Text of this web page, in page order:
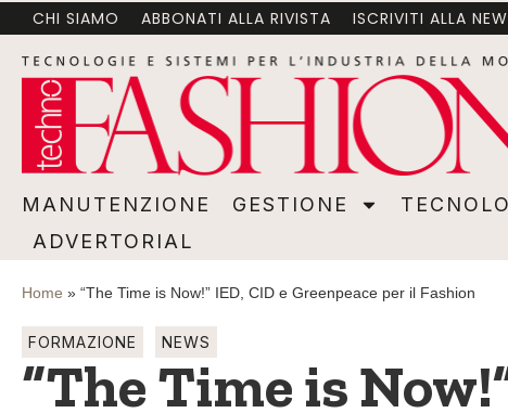
MANUTENZIONE GESTIONE TECNOLOGIA
CHI SIAMO ABBONATI ALLA RIVISTA ISCRIVITI ALLA
MANUTENZIONE GESTIONE
ADVERTORIAL
Home » “The Time is Now!” IED, CID e Greenpeace per il Fashion
FORMAZIONE NEWS
“The Time is